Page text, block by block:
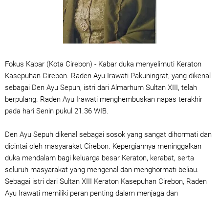
Fokus Kabar (Kota Cirebon) - Kabar duka menyelimuti Keraton
Kasepuhan Cirebon. Raden Ayu Irawati Pakuningrat, yang dikenal
sebagai Den Ayu Sepuh, istri dari Almarhum Sultan XIII, telah
berpulang. Raden Ayu Irawati menghembuskan napas terakhir
pada hari Senin pukul 21.36 WIB.
Den Ayu Sepuh dikenal sebagai sosok yang sangat dihormati dan
dicintai oleh masyarakat Cirebon. Kepergiannya meninggalkan
duka mendalam bagi keluarga besar Keraton, kerabat, serta
seluruh masyarakat yang mengenal dan menghormati beliau.
Sebagai istri dari Sultan XIII Keraton Kasepuhan Cirebon, Raden
Ayu Irawati memiliki peran penting dalam menjaga dan